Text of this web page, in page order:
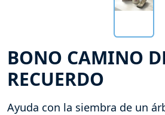
BONO CAMINO
RECUERDO
Ayuda con la siembra de un